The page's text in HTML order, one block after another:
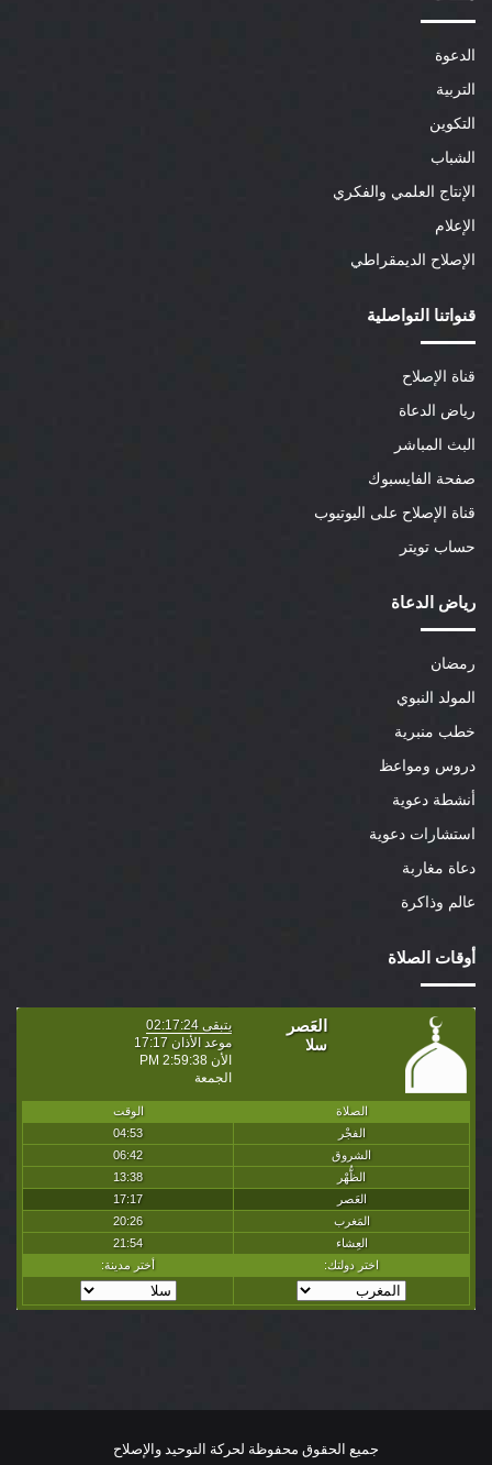
الدعوة
التربية
التكوين
الشباب
الإنتاج العلمي والفكري
الإعلام
الإصلاح الديمقراطي
قنواتنا التواصلية
قناة الإصلاح
رياض الدعاة
البث المباشر
صفحة الفايسبوك
قناة الإصلاح على اليوتيوب
حساب تويتر
رياض الدعاة
رمضان
المولد النبوي
خطب منبرية
دروس ومواعظ
أنشطة دعوية
استشارات دعوية
دعاة مغاربة
عالم وذاكرة
أوقات الصلاة
جميع الحقوق محفوظة لحركة التوحيد والإصلاح